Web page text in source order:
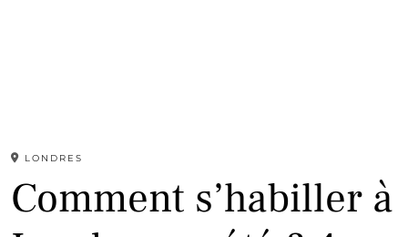
LONDRES
Comment s’habiller à